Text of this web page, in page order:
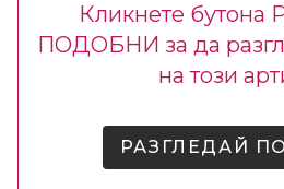
Кликнете
ПОДОБНИ за да
на този
РАЗГЛЕДАЙ